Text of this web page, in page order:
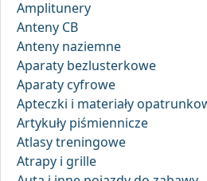
Amplitunery
Anteny CB
Anteny naziemne
Aparaty bezlusterkowe
Aparaty cyfrowe
Apteczki i materiały
Artykuły piśmiennicze
Atlasy treningowe
Atrapy i grille